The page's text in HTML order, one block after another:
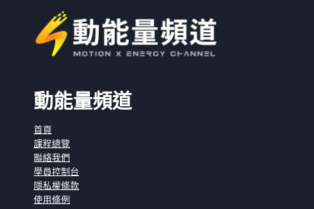
動能量頻道
首頁
課程總覽
聯絡我們
學員控制台
隱私權條款
使用條例